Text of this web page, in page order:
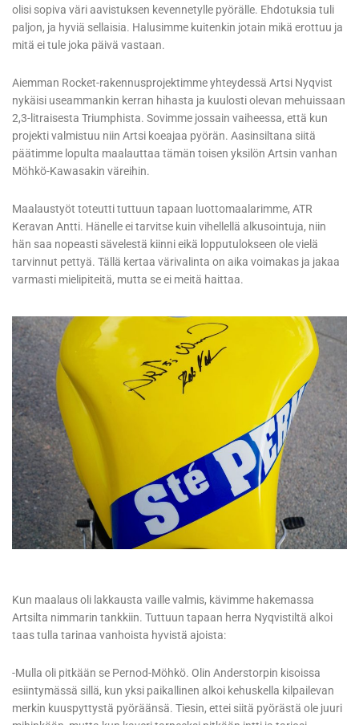
olisi sopiva väri aavistuksen kevennetylle pyörälle. Ehdotuksia tuli
paljon, ja hyviä sellaisia. Halusimme kuitenkin jotain mikä erottuu ja
mitä ei tule joka päivä vastaan.
Aiemman Rocket-rakennusprojektimme yhteydessä Artsi Nyqvist
nykäisi useammankin kerran hihasta ja kuulosti olevan mehuissaan
2,3-litraisesta Triumphista. Sovimme jossain vaiheessa, että kun
projekti valmistuu niin Artsi koeajaa pyörän. Aasinsiltana siitä
päätimme lopulta maalauttaa tämän toisen yksilön Artsin vanhan
Möhkö-Kawasakin väreihin.
Maalaustyöt toteutti tuttuun tapaan luottomaalarimme, ATR
Keravan Antti. Hänelle ei tarvitse kuin vihellellä alkusointuja, niin
hän saa nopeasti sävelestä kiinni eikä lopputulokseen ole vielä
tarvinnut pettyä. Tällä kertaa värivalinta on aika voimakas ja jakaa
varmasti mielipiteitä, mutta se ei meitä haittaa.
Kun maalaus oli lakkausta vaille valmis, kävimme hakemassa
Artsilta nimmarin tankkiin. Tuttuun tapaan herra Nyqvistiltä alkoi
taas tulla tarinaa vanhoista hyvistä ajoista:
-Mulla oli pitkään se Pernod-Möhkö. Olin Anderstorpin kisoissa
esiintymässä sillä, kun yksi paikallinen alkoi kehuskella kilpailevan
merkin kuuspyttystä pyöräänsä. Tiesin, ettei siitä pyörästä ole juuri